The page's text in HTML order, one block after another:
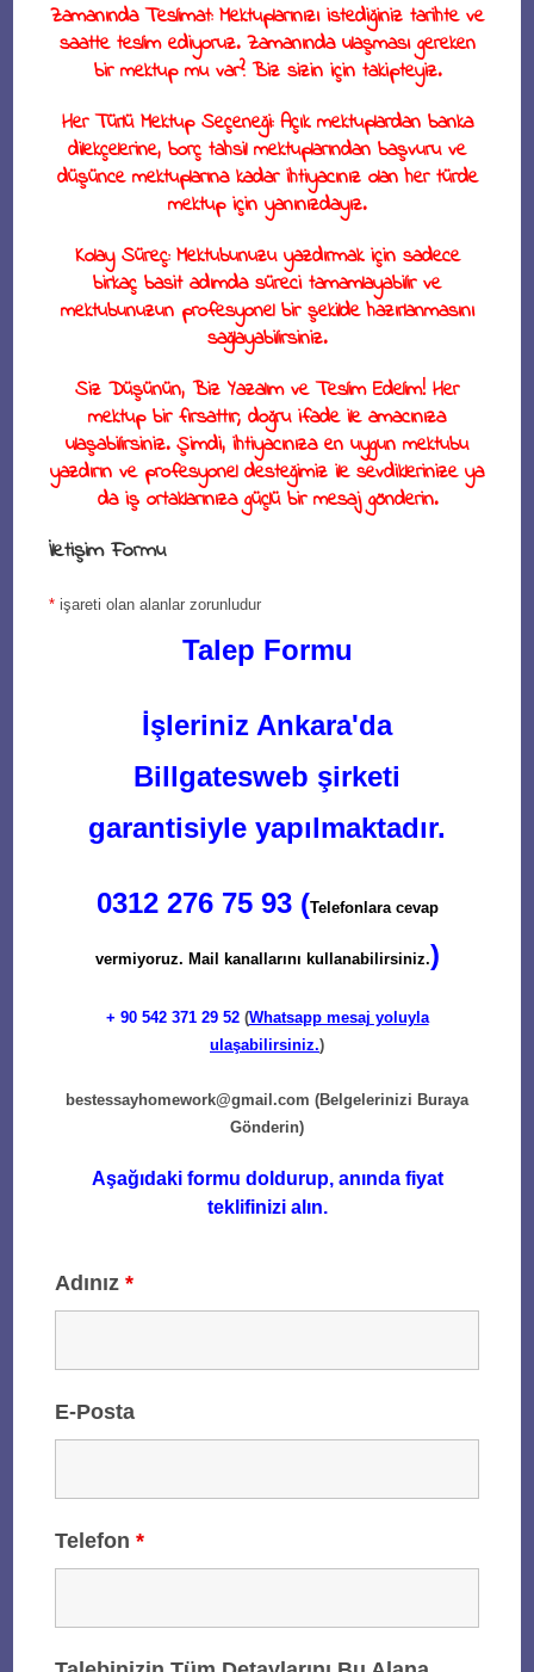
Zamanında Teslimat: Mektuplarınızı istediğiniz tarihte ve
saatte teslim ediyoruz. Zamanında ulaşması gereken
bir mektup mu var? Biz sizin için takipteyiz.
Her Türlü Mektup Seçeneği: Açık mektuplardan banka
dilekçelerine, borç tahsil mektuplarından başvuru ve
düşünce mektuplarına kadar ihtiyacınız olan her türde
mektup için yanınızdayız.
Kolay Süreç: Mektubunuzu yazdırmak için sadece
birkaç basit adımda süreci tamamlayabilir ve
mektubunuzun profesyonel bir şekilde hazırlanmasını
sağlayabilirsiniz.
Siz Düşünün, Biz Yazalım ve Teslim Edelim!Her
mektup bir fırsattır; doğru ifade ile amacınıza
ulaşabilirsiniz. Şimdi, ihtiyacınıza en uygun mektubu
yazdırın ve profesyonel desteğimiz ile sevdiklerinize ya
da iş ortaklarınıza güçlü bir mesaj gönderin.
İletişim Formu
* işareti olan alanlar zorunludur
Talep Formu
İşleriniz Ankara'da
Billgatesweb şirketi
garantisiyle yapılmaktadır.
0312 276 75 93 (Telefonlara cevap
vermiyoruz. Mail kanallarını kullanabilirsiniz.)
+ 90 542 371 29 52(Whatsapp mesaj yoluyla
ulaşabilirsiniz.)
bestessayhomework@gmail.com (Belgelerinizi Buraya
Gönderin)
Aşağıdaki formu doldurup, anında fiyat
teklifinizi alın.
Adınız*
E-Posta
Telefon*